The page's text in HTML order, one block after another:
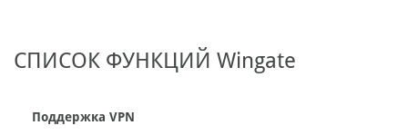
СПИСОК ФУНКЦИЙ Wingate
Поддержка VPN